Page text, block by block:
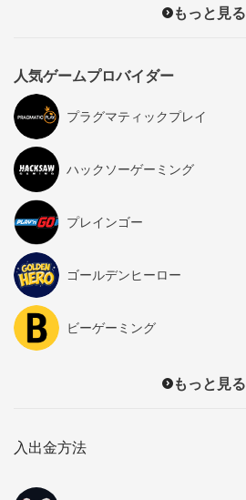
もっと見る
人気ゲームプロバイダー
プラグマティックプレイ
ハックソーゲーミング
プレインゴー
ゴールデンヒーロー
ビーゲーミング
もっと見る
入出金方法